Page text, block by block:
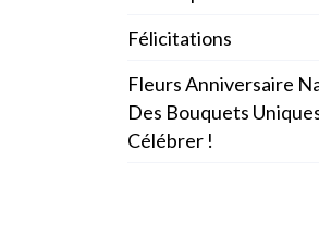
Félicitations
Fleurs Anniversaire
Des Bouquets
Célébrer !